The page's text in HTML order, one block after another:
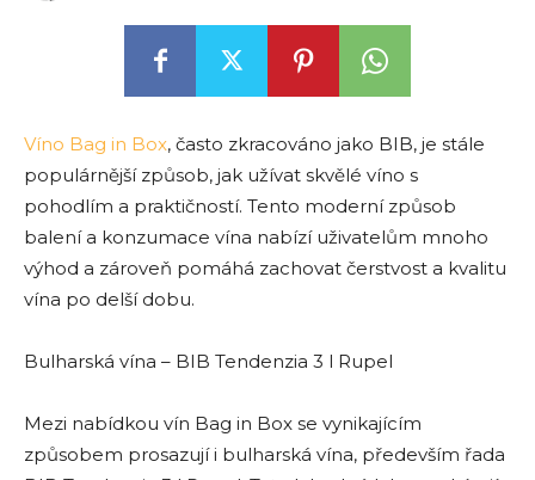
Víno Bag in Box, často zkracováno jako BIB, je stále
populárnější způsob, jak užívat skvělé víno s
pohodlím a praktičností. Tento moderní způsob
balení a konzumace vína nabízí uživatelům mnoho
výhod a zároveň pomáhá zachovat čerstvost a kvalitu
vína po delší dobu.
Bulharská vína – BIB Tendenzia 3 l Rupel
Mezi nabídkou vín Bag in Box se vynikajícím
způsobem prosazují i bulharská vína, především řada